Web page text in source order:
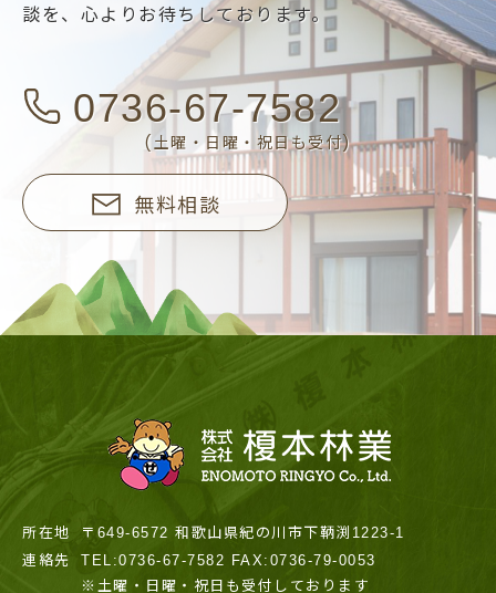
談を、 心よりお待ちしております。
0736-67-7582
(土曜・日曜・祝日も受付)
無料相談
所在地
〒649-6572 和歌山県紀の川市下鞆渕1223-1
連絡先
TEL:0736-67-7582 FAX:0736-79-0053
※土曜・日曜・祝日も受付しております